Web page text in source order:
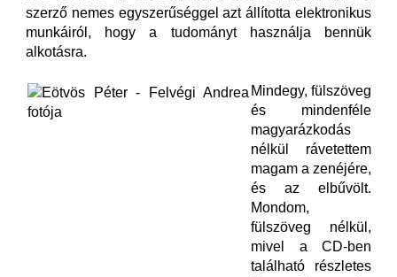
szerző nemes egyszerűséggel azt állította elektronikus
munkáiról, hogy a tudományt használja bennük
alkotásra.
Mindegy, fülszöveg
és mindenféle
magyarázkodás
nélkül rávetettem
magam a zenéjére,
és az elbűvölt.
Mondom,
fülszöveg nélkül,
mivel a CD-ben
található részletes